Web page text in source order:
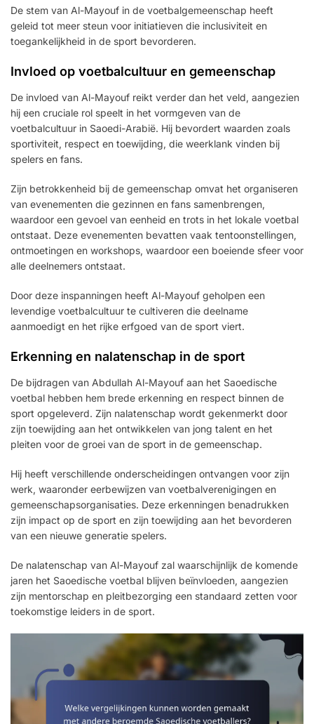
De stem van Al-Mayouf in de voetbalgemeenschap heeft
geleid tot meer steun voor initiatieven die inclusiviteit en
toegankelijkheid in de sport bevorderen.
Invloed op voetbalcultuur en gemeenschap
De invloed van Al-Mayouf reikt verder dan het veld, aangezien
hij een cruciale rol speelt in het vormgeven van de
voetbalcultuur in Saoedi-Arabië. Hij bevordert waarden zoals
sportiviteit, respect en toewijding, die weerklank vinden bij
spelers en fans.
Zijn betrokkenheid bij de gemeenschap omvat het organiseren
van evenementen die gezinnen en fans samenbrengen,
waardoor een gevoel van eenheid en trots in het lokale voetbal
ontstaat. Deze evenementen bevatten vaak tentoonstellingen,
ontmoetingen en workshops, waardoor een boeiende sfeer voor
alle deelnemers ontstaat.
Door deze inspanningen heeft Al-Mayouf geholpen een
levendige voetbalcultuur te cultiveren die deelname
aanmoedigt en het rijke erfgoed van de sport viert.
Erkenning en nalatenschap in de sport
De bijdragen van Abdullah Al-Mayouf aan het Saoedische
voetbal hebben hem brede erkenning en respect binnen de
sport opgeleverd. Zijn nalatenschap wordt gekenmerkt door
zijn toewijding aan het ontwikkelen van jong talent en het
pleiten voor de groei van de sport in de gemeenschap.
Hij heeft verschillende onderscheidingen ontvangen voor zijn
werk, waaronder eerbewijzen van voetbalverenigingen en
gemeenschapsorganisaties. Deze erkenningen benadrukken
zijn impact op de sport en zijn toewijding aan het bevorderen
van een nieuwe generatie spelers.
De nalatenschap van Al-Mayouf zal waarschijnlijk de komende
jaren het Saoedische voetbal blijven beïnvloeden, aangezien
zijn mentorschap en pleitbezorging een standaard zetten voor
toekomstige leiders in de sport.